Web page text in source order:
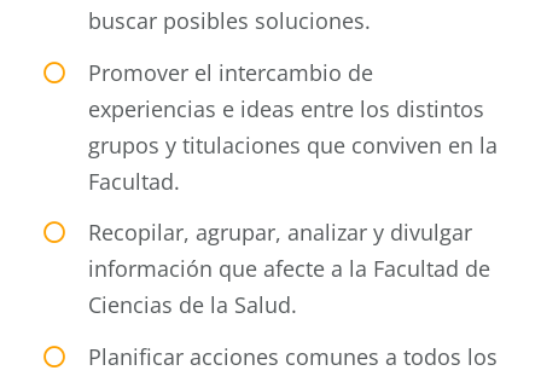
buscar posibles soluciones.
Promover el intercambio de
experiencias e ideas entre los distintos
grupos y titulaciones que conviven en la
Facultad.
Recopilar, agrupar, analizar y divulgar
información que afecte a la Facultad de
Ciencias de la Salud.
Planificar acciones comunes a todos los